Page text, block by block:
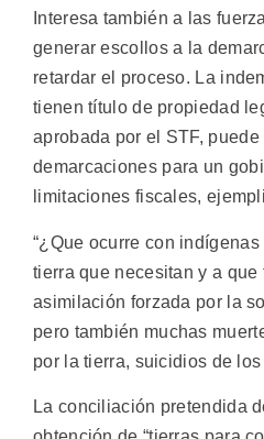
Interesa también a las
generar escollos a la
retardar el proceso. La
tienen título de propiedad
aprobada por el STF,
demarcaciones para un
limitaciones fiscales,
“¿Que ocurre con
tierra que necesitan y a que
asimilación forzada por la
pero también muchas
por la tierra, suicidios de
La conciliación pretendida